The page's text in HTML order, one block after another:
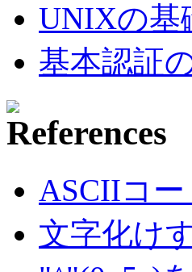
UNIXの基
基本認証
ASCIIコ
文字化け